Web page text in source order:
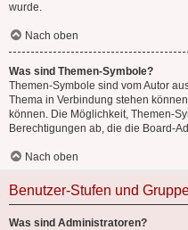
wurde.
Nach oben
Was sind Themen-Symbole?
Themen-Symbole sind vom Autor
Thema in Verbindung stehen
können. Die Möglichkeit, Themen-
Berechtigungen ab, die die Board-
Nach oben
Benutzer-Stufen und
Was sind Administratoren?